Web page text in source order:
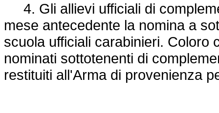
4. Gli allievi ufficiali di
mese antecedente la nomina a
scuola ufficiali carabinieri. Coloro
nominati sottotenenti di
restituiti all'Arma di provenienza